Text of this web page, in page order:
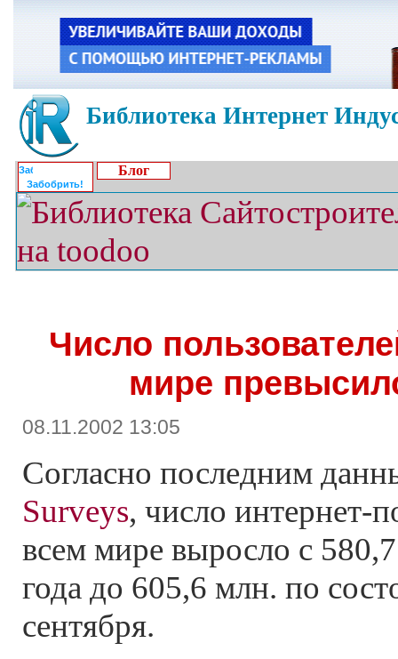
Библиотека Интернет
Забобрить!
Блог
Число
мире
08.11.2002 13:05
Согласно последним
Surveys, число интернет-
всем мире выросло с
года до 605,6 млн. по
сентября.